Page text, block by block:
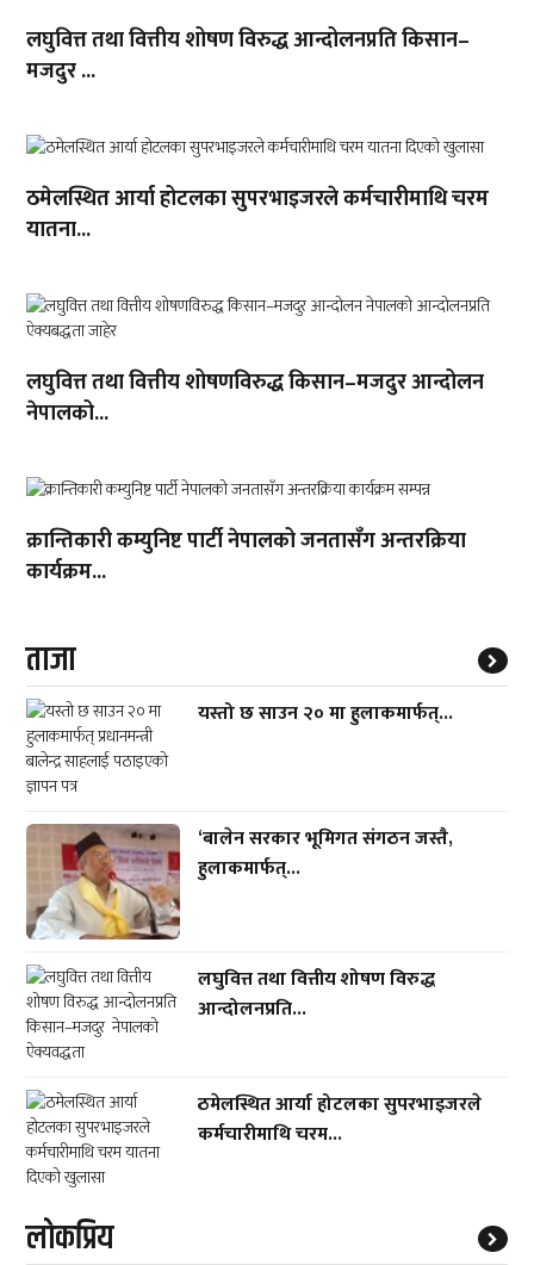
लघुवित्त तथा वित्तीय शोषण विरुद्ध आन्दोलनप्रति किसान–
मजदुर ...
ठमेलस्थित आर्या होटलका सुपरभाइजरले कर्मचारीमाथि चरम
यातना...
लघुवित्त तथा वित्तीय शोषणविरुद्ध किसान–मजदुर आन्दोलन
नेपालको...
क्रान्तिकारी कम्युनिष्ट पार्टी नेपालको जनतासँग अन्तरक्रिया
कार्यक्रम...
ताजा
यस्तो छ साउन २० मा हुलाकमार्फत्...
‘बालेन सरकार भूमिगत संगठन जस्तै,
हुलाकमार्फत्...
लघुवित्त तथा वित्तीय शोषण विरुद्ध
आन्दोलनप्रति...
ठमेलस्थित आर्या होटलका सुपरभाइजरले
कर्मचारीमाथि चरम...
लाेकप्रिय